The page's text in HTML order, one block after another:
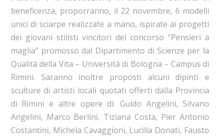
beneficenza, proporranno, il 22 novembre, 6 modelli
unici di sciarpe realizzate a mano, ispirate ai progetti
dei giovani stilisti vincitori del concorso “Pensieri a
maglia” promosso dal Dipartimento di Scienze per la
Qualità della Vita – Università di Bologna – Campus di
Rimini. Saranno inoltre proposti alcuni dipinti e
sculture di artisti locali quotati offerti dalla Provincia
di Rimini e altre opere di: Guido Angelini, Silvano
Angelini, Marco Berlini, Tiziana Costa, Pier Antonio
Costantini, Michela Cavaggioni, Lucilla Donati, Fausto